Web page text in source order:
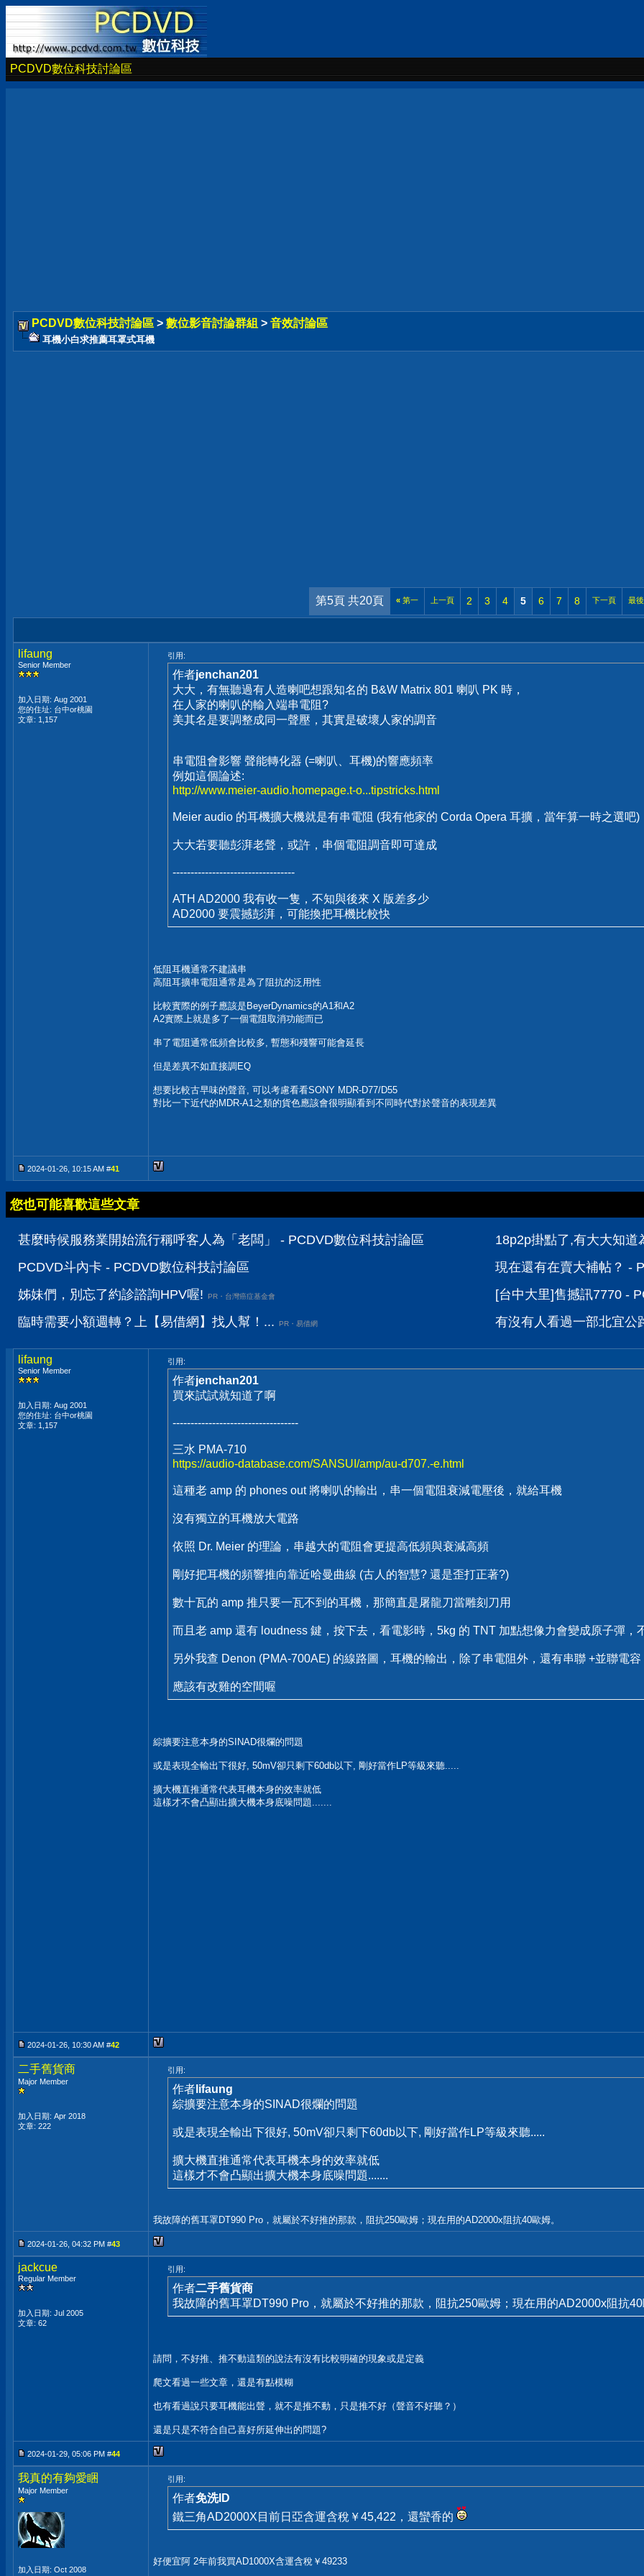
PCDVD數位科技討論區
PCDVD數位科技討論區 > 數位影音討論群組 > 音效討論區
耳機小白求推薦耳罩式耳機
第5頁 共20頁 « 第一 上一頁 2 3 4 5 6 7 8 下一頁 最
lifaung
Senior Member
加入日期: Aug 2001
您的住址: 台中or桃園
文章: 1,157
引用:
作者jenchan201
大大，有無聽過有人造喇吧想跟知名的 B&W Matrix 801 喇叭 PK 時，
在人家的喇叭的輸入端串電阻?
美其名是要調整成同一聲壓，其實是破壞人家的調音
串電阻會影響 聲能轉化器 (=喇叭、耳機)的響應頻率
例如這個論述:
http://www.meier-audio.homepage.t-o...tipstricks.html
Meier audio 的耳機擴大機就是有串電阻 (我有他家的 Corda Opera 耳擴，當年算一時之選吧)
大大若要聽彭湃老聲，或許，串個電阻調音即可達成
----------------------------------
ATH AD2000 我有收一隻，不知與後來 X 版差多少
AD2000 要震撼彭湃，可能換把耳機比較快
低阻耳機通常不建議串
高阻耳擴串電阻通常是為了阻抗的泛用性
比較實際的例子應該是BeyerDynamics的A1和A2
A2實際上就是多了一個電阻取消功能而已
串了電阻通常低頻會比較多, 暫態和殘響可能會延長
但是差異不如直接調EQ
想要比較古早味的聲音, 可以考慮看看SONY MDR-D77/D55
對比一下近代的MDR-A1之類的貨色應該會很明顯看到不同時代對於聲音的表現差異
2024-01-26, 10:15 AM #41
您也可能喜歡這些文章
甚麼時候服務業開始流行稱呼客人為「老闆」 - PCDVD數位科技討論區
PCDVD斗內卡 - PCDVD數位科技討論區
姊妹們，別忘了約診諮詢HPV喔!
PR・台灣癌症基金會
臨時需要小額週轉？上【易借網】找人幫！... PR・易借網
18p2p掛點了,有大大知
現在還有在賣大補帖？ -
[台中大里]售撼訊7770 -
有沒有人看過一部北宜公
lifaung
Senior Member
加入日期: Aug 2001
您的住址: 台中or桃園
文章: 1,157
引用:
作者jenchan201
買來試試就知道了啊
-----------------------------------
三水 PMA-710
https://audio-database.com/SANSUI/amp/au-d707.-e.html
這種老 amp 的 phones out 將喇叭的輸出，串一個電阻衰減電壓後，就給耳機
沒有獨立的耳機放大電路
依照 Dr. Meier 的理論，串越大的電阻會更提高低頻與衰減高頻
剛好把耳機的頻響推向靠近哈曼曲線 (古人的智慧? 還是歪打正著?)
數十瓦的 amp 推只要一瓦不到的耳機，那簡直是屠龍刀當雕刻刀用
而且老 amp 還有 loudness 鍵，按下去，看電影時，5kg 的 TNT 加點想像力會變成原子彈，
另外我查 Denon (PMA-700AE) 的線路圖，耳機的輸出，除了串電阻外，還有串聯 +並聯電容
應該有改雞的空間喔
綜擴要注意本身的SINAD很爛的問題
或是表現全輸出下很好, 50mV卻只剩下60db以下, 剛好當作LP等級來聽.....
擴大機直推通常代表耳機本身的效率就低
這樣才不會凸顯出擴大機本身底噪問題.......
2024-01-26, 10:30 AM #42
二手舊貨商
Major Member
加入日期: Apr 2018
文章: 222
引用:
作者 lifaung
綜擴要注意本身的SINAD很爛的問題
或是表現全輸出下很好, 50mV卻只剩下60db以下, 剛好當作LP等級來聽.....
擴大機直推通常代表耳機本身的效率就低
這樣才不會凸顯出擴大機本身底噪問題.......
我故障的舊耳罩DT990 Pro，就屬於不好推的那款，阻抗250歐姆；現在用的AD2000x阻抗40歐姆。
2024-01-26, 04:32 PM #43
jackcue
Regular Member
加入日期: Jul 2005
文章: 62
引用:
作者二手舊貨商
我故障的舊耳罩DT990 Pro，就屬於不好推的那款，阻抗250歐姆；現在用的AD2000x阻抗
請問，不好推、推不動這類的說法有沒有比較明確的現象或是定義
爬文看過一些文章，還是有點模糊
也有看過說只要耳機能出聲，就不是推不動，只是推不好（聲音不好聽？）
還是只是不符合自己喜好所延伸出的問題?
2024-01-29, 05:06 PM #44
我真的有夠愛睏
Major Member
加入日期: Oct 2008
引用:
作者免洗ID
鐵三角AD2000X目前日亞含運含稅￥45,422，還蠻香的
好便宜阿 2年前我買AD1000X含運含稅￥49233